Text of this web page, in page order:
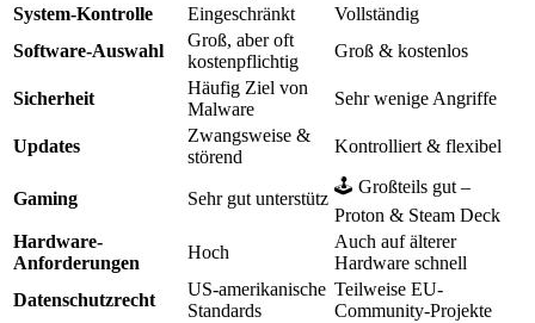
System-Kontrolle
Eingeschränkt
Vollständig
Software-Auswahl
Groß, aber oft
kostenpflichtig
Groß & kostenlos
Sicherheit
Häufig Ziel von
Malware
Sehr wenige Angriffe
Updates
Zwangsweise &
störend
Kontrolliert & flexibel
Gaming Sehr gut unterstütz
🕹️ Großteils gut –
Proton & Steam Deck
Hardware-
Anforderungen
Hoch
Auch auf älterer
Hardware schnell
Datenschutzrecht
US-amerikanische
Standards
Teilweise EU-
Community-Projekte